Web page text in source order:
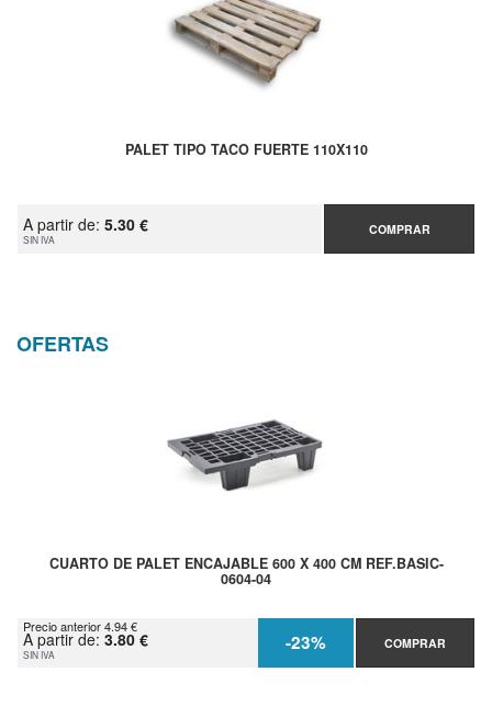
PALET TIPO TACO FUERTE 110X110
A partir de: 5.30 €
SIN IVA
COMPRAR
OFERTAS
CUARTO DE PALET ENCAJABLE 600 X 400 CM REF.BASIC-
0604-04
Precio anterior 4.94 €
A partir de: 3.80 €
SIN IVA -23% COMPRAR